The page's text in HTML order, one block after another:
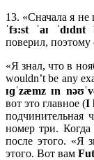
13. «Сначала я
ˈfɜ:st ˈaɪ ˈdɪdnt
поверил, поэтому
«Я знал, что в
wouldn’t be any
ɪɡˈzæmz ɪn
вот это главное (I
подчинительная
номер три. Когда
после этого. «Я
этого. Вот вам